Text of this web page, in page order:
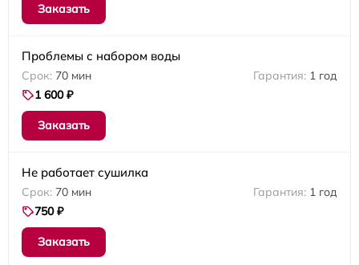
Заказать
Проблемы с набором воды
70 мин
1 год
1 600 ₽
Заказать
Не работает сушилка
70 мин
1 год
750 ₽
Заказать